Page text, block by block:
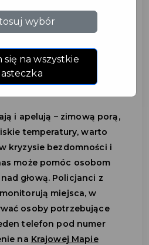
OBOJĘTNI
NA
i apelują – zimową porą,
temperatury, warto
kryzysie bezdomności i
może pomóc osobom
głową. Policjanci z
miejsca, w
osoby potrzebujące
telefon pod numer
na Krajowej Mapie
wybór
się na wszystkie